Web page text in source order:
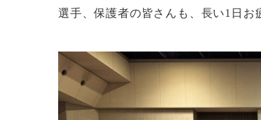
選手、保護者の皆さんも、長い1日お